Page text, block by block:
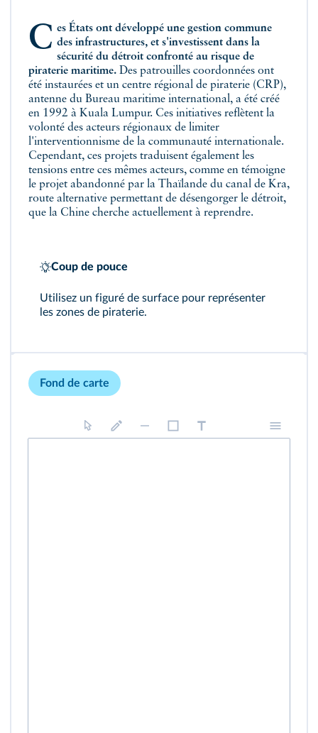
Ces États ont développé une gestion commune des infrastructures, et s'investissent dans la
sécurité du détroit confronté au risque de
piraterie maritime. Des patrouilles coordonnées ont
été instaurées et un centre régional de piraterie (CRP),
antenne du Bureau maritime international, a été créé
en 1992 à Kuala Lumpur. Ces initiatives reflètent la
volonté des acteurs régionaux de limiter
l'interventionnisme de la communauté internationale.
Cependant, ces projets traduisent également les
tensions entre ces mêmes acteurs, comme en témoigne
le projet abandonné par la Thaïlande du canal de Kra,
route alternative permettant de désengorger le détroit,
que la Chine cherche actuellement à reprendre.
Coup de pouce
Utilisez un figuré de surface pour représenter
les zones de piraterie.
Fond de carte